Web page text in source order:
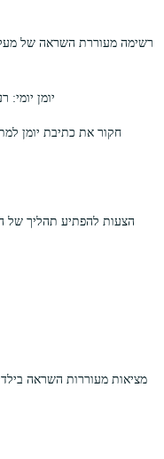
יומן
חקור את כתיבת יומן
הצעות להפתיע תהליך של
מציאות מעוררות השראה